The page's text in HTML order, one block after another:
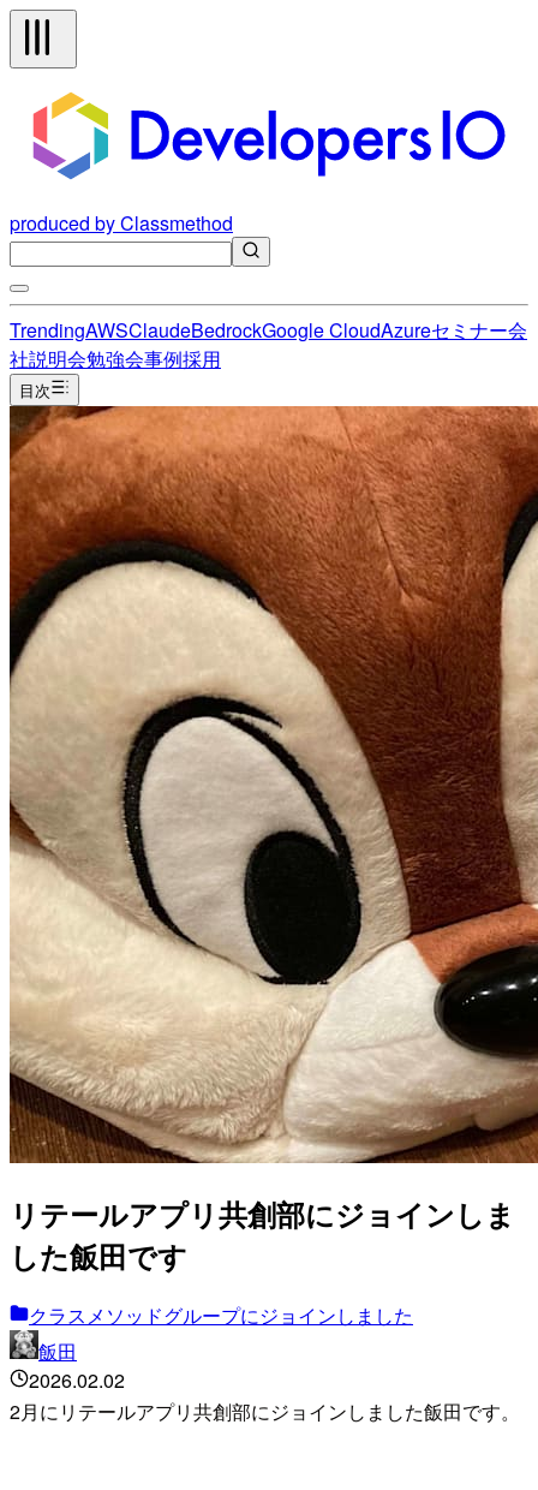
produced by Classmethod
TrendingAWSClaudeBedrockGoogle CloudAzureセミナー会
社説明会勉強会事例採用
目次
リテールアプリ共創部にジョインしま
した飯田です
クラスメソッドグループにジョインしました
飯田
2026.02.02
2月にリテールアプリ共創部にジョインしました飯田です。